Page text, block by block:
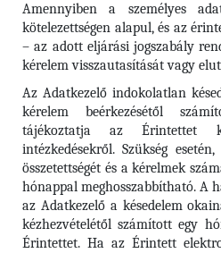
Amennyiben a személyes
kötelezettségen alapul, és az
– az adott eljárási jogszabály
kérelem visszautasítását vagy
Az Adatkezelő indokolatlan
kérelem beérkezésétől
tájékoztatja az Érintettet
intézkedésekről. Szükség
összetettségét és a kérelmek
hónappal meghosszabbítható. A
az Adatkezelő a késedelem
kézhezvételétől számított egy
Érintettet. Ha az Érintett